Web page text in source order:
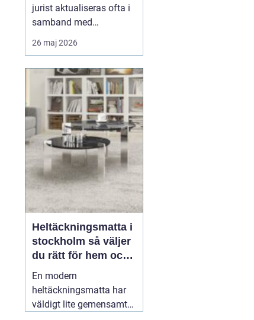
jurist aktualiseras ofta i
samband med
fastighetsköp där
köparen efter tillträdet
inte var synliga vid
besiktning. Det kan
handla om fukt,
konstruktionsfel eller
andra brister som...
26 maj 2026
Heltäckningsmatta i
stockholm så väljer
du rätt för hem och
kontor
En modern
heltäckningsmatta har
väldigt lite gemensamt